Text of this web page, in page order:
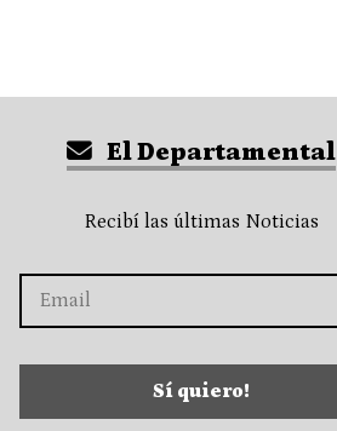
El Departamental
Recibí las últimas Noticias
Sí quiero!